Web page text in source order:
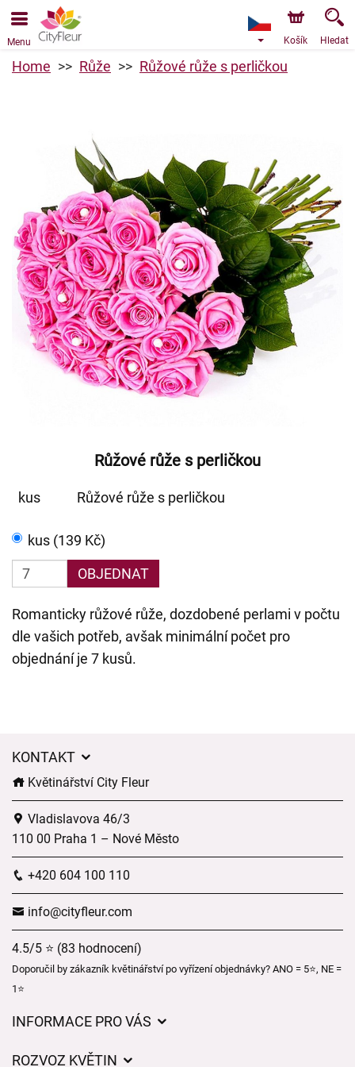
Objednávky přes e-shop přijímáme. Nejbližší možné
doručení je od 11.8.2026 z důvodu dovolené.
Menu Košík Hledat
Home Růže Růžové růže s perličkou
Růžové růže s perličkou
kus Růžové růže s perličkou
kus (139 Kč)
OBJEDNAT
Romanticky růžové růže, dozdobené perlami v počtu
dle vašich potřeb, avšak minimální počet pro
objednání je 7 kusů.
KONTAKT
Květinářství City Fleur
Vladislavova 46/3
110 00 Praha 1 – Nové Město
+420 604 100 110
info@cityfleur.com
4.5/5 ⭐ (83 hodnocení)
Doporučil by zákazník květinářství po vyřízení objednávky? ANO = 5⭐, NE =
1⭐
INFORMACE PRO VÁS
ROZVOZ KVĚTIN